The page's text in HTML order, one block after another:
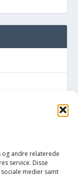
andre relaterede
service. Disse
medier samt